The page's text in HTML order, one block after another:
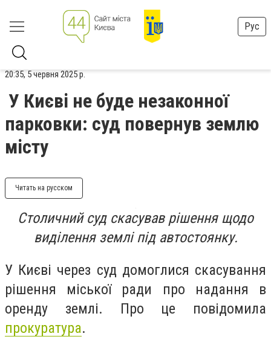
Рус
20:35, 5 червня 2025 р.
У Києві не буде незаконної
парковки: суд повернув землю
місту
Читать на русском
Столичний суд скасував рішення щодо
виділення землі під автостоянку.
У Києві через суд домоглися скасування
рішення міської ради про надання в
оренду землі. Про це повідомила
прокуратура.